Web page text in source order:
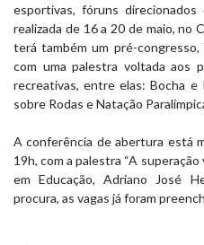
esportivas, fóruns
realizada de 16 a 20 de maio,
terá também um pré-
com uma palestra voltada aos
recreativas, entre elas: Bocha e
sobre Rodas e Natação
A conferência de abertura está
19h, com a palestra “A
em Educação, Adriano José
procura, as vagas já foram